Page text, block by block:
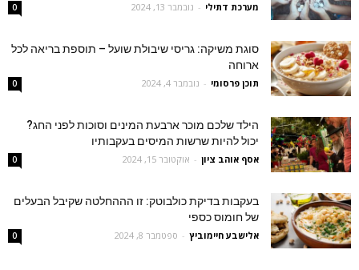
מערכת דתילי - נובמבר 13, 2024 0
סוגת משיקה: גריסי שיבולת שועל – תוספת בריאה לכל
ארוחה
תוכן פרסומי - נובמבר 4, 2024 0
הילד שלכם מוכר ארבעת המינים וסוכות לפני החג?
יכול להיות שרשות המיסים בעקבותיו
אסף אוהב ציון - אוקטובר 15, 2024 0
בעקבות בדיקת כולבוטק: זו הההחלטה שקיבל הבעלים
של חומוס כספי
‫אלישבע חיימוביץ - ספטמבר 8, 2024 0